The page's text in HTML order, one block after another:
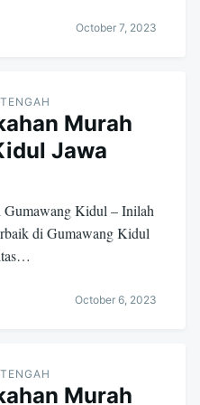
October 7, 2023
Murah
Jawa
Gumawang Kidul – Inilah
di Gumawang Kidul
October 6, 2023
Murah